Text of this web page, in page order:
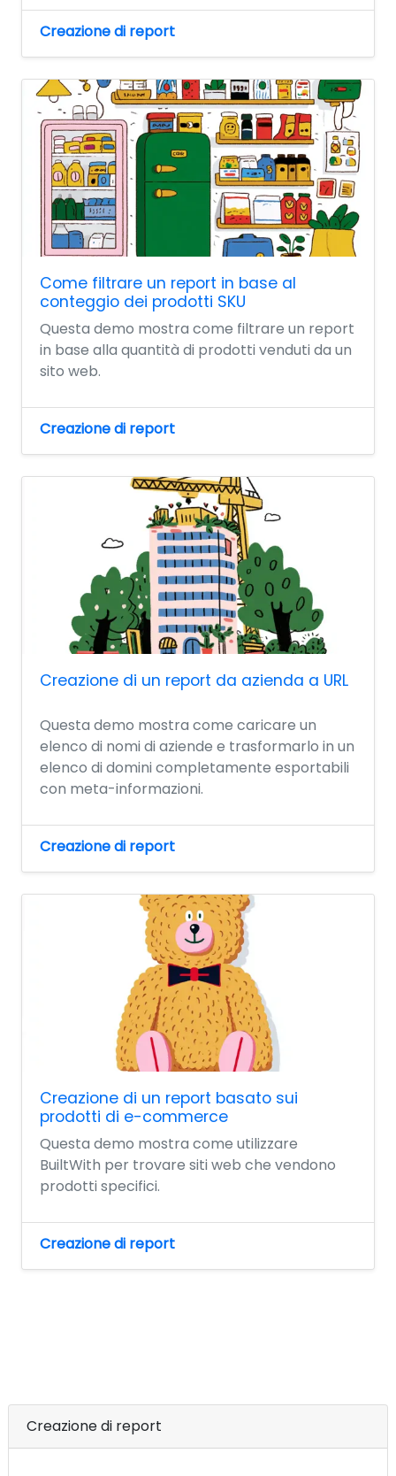
Creazione di report
Come filtrare un report in base al
conteggio dei prodotti SKU
Questa demo mostra come filtrare un report
in base alla quantità di prodotti venduti da un
sito web.
Creazione di report
Creazione di un report da azienda a URL
Questa demo mostra come caricare un
elenco di nomi di aziende e trasformarlo in un
elenco di domini completamente esportabili
con meta-informazioni.
Creazione di report
Creazione di un report basato sui
prodotti di e-commerce
Questa demo mostra come utilizzare
BuiltWith per trovare siti web che vendono
prodotti specifici.
Creazione di report
Creazione di report